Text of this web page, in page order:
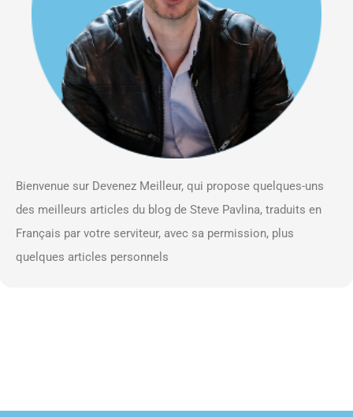
Bienvenue sur Devenez Meilleur, qui propose quelques-uns
des meilleurs articles du blog de Steve Pavlina, traduits en
Français par votre serviteur, avec sa permission, plus
quelques articles personnels